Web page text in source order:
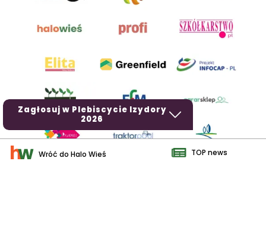
Zagłosuj w Plebiscycie Izydory
2026
Wróć do Halo Wieś TOP news